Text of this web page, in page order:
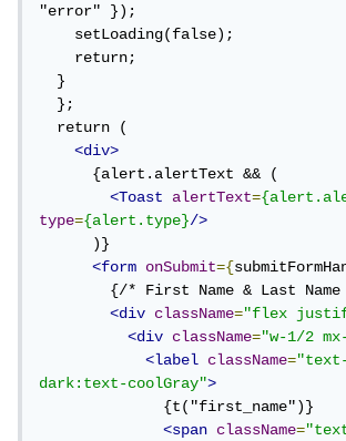
"error" });
    setLoading(false);
    return;
  }
  };
  return (
<div>
      {alert.alertText && (
<Toast
alertText=
type={alert.type}/>
      )}
<form
onSubmit={
        {/* First Name & Last Name Fields */}
<div
className="flex
<div
className="w-1/2
<label
className=
dark:text-coolGray">
              {t("first_name")}
<span
className=